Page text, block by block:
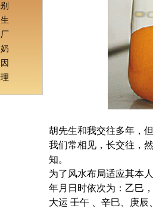
胡先生和我交往多年，
我们常相见，长交往，
知。
为了风水布局适应其本
年月日时依次为：乙巳
大运 壬午 、辛巳、庚辰